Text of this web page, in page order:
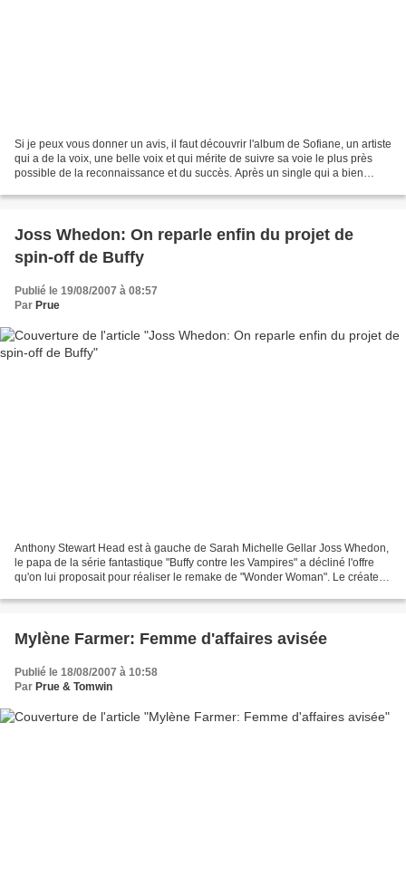
Si je peux vous donner un avis, il faut découvrir l'album de Sofiane, un artiste
qui a de la voix, une belle voix et qui mérite de suivre sa voie le plus près
possible de la reconnaissance et du succès. Après un single qui a bien
Joss Whedon: On reparle enfin du projet de
spin-off de Buffy
Publié le 19/08/2007 à 08:57
Par Prue
Anthony Stewart Head est à gauche de Sarah Michelle Gellar Joss Whedon,
le papa de la série fantastique "Buffy contre les Vampires" a décliné l'offre
qu'on lui proposait pour réaliser le remake de "Wonder Woman". Le créateur
Mylène Farmer: Femme d'affaires avisée
Publié le 18/08/2007 à 10:58
Par Prue & Tomwin